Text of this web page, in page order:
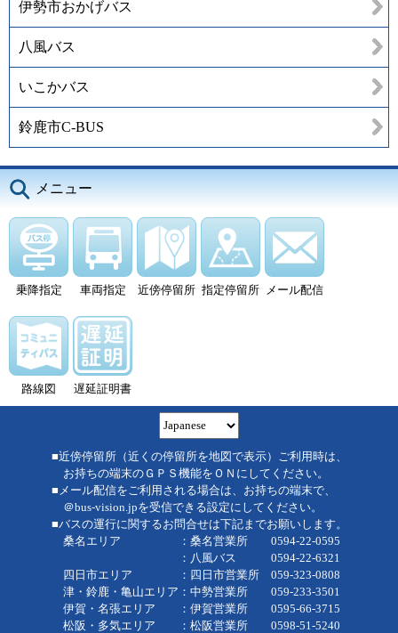
伊勢市おかげバス
八風バス
いこかバス
鈴鹿市C-BUS
メニュー
乗降指定 車両指定 近傍停留所 指定停留所 メール配信
路線図 遅延証明書
■近傍停留所（近くの停留所を地図で表示）ご利用時は、
お持ちの端末のＧＰＳ機能をＯＮにしてください。
■メール配信をご利用される場合は、お持ちの端末で、
＠bus-vision.jpを受信できる設定にしてください。
■バスの運行に関するお問合せは下記までお願いします。
桑名エリア ：桑名営業所 0594-22-0595
：八風バス 0594-22-6321
四日市エリア ：四日市営業所 059-323-0808
津・鈴鹿・亀山エリア：中勢営業所 059-233-3501
伊賀・名張エリア ：伊賀営業所 0595-66-3715
松阪・多気エリア ：松阪営業所 0598-51-5240